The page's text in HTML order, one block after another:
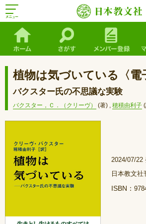
植物は気づいている〈電
バクスター氏の不思議な実験
バクスター，Ｃ．（クリーヴ） (著) , 穂積由利子
2024/07/22
日本教文社
ISBN：